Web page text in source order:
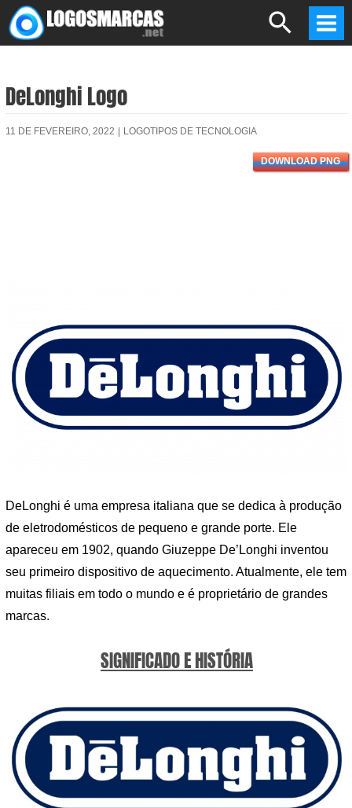
Skip
to
Search
DeLonghi Logo
11 DE FEVEREIRO, 2022 LOGOTIPOS DE TECNOLOGIA
DOWNLOAD PNG
DeLonghi é uma empresa italiana que se dedica à produção
de eletrodomésticos de pequeno e grande porte. Ele
apareceu em 1902, quando Giuzeppe De’Longhi inventou
seu primeiro dispositivo de aquecimento. Atualmente, ele tem
muitas filiais em todo o mundo e é proprietário de grandes
marcas.
SIGNIFICADO E HISTÓRIA